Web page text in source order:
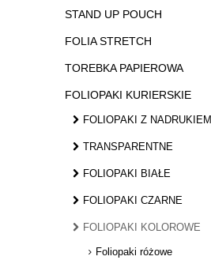
STAND UP POUCH
FOLIA STRETCH
TOREBKA PAPIEROWA
FOLIOPAKI KURIERSKIE
FOLIOPAKI Z NADRUKIEM
TRANSPARENTNE
FOLIOPAKI BIAŁE
FOLIOPAKI CZARNE
FOLIOPAKI KOLOROWE
Foliopaki różowe